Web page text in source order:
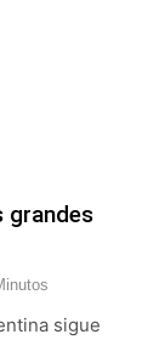
grandes
sigue